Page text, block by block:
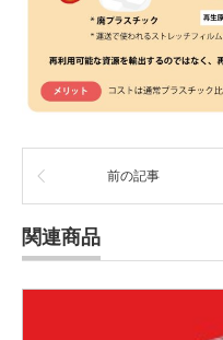
前の記事
関連商品